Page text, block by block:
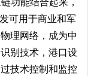
功能结合起来，
可用于商业和军
理网络，成为中
别技术，港口设
技术控制和监控